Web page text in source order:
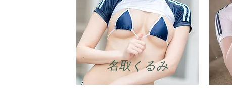
名取くるみ